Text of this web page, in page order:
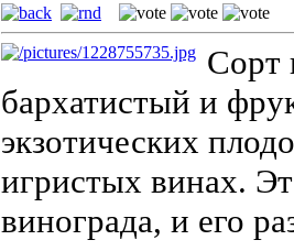
Сорт
бархатистый и
экзотических
игристых винах.
винограда, и его